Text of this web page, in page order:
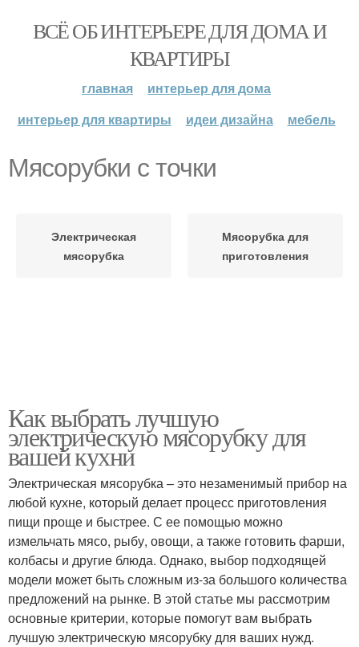
ВСЁ ОБ ИНТЕРЬЕРЕ ДЛЯ ДОМА И
КВАРТИРЫ
главная
интерьер для дома
интерьер для квартиры
идеи дизайна мебель
Мясорубки с точки
Электрическая
мясорубка
Мясорубка для
приготовления
Как выбрать лучшую
электрическую мясорубку для
вашей кухни
Электрическая мясорубка – это незаменимый прибор на
любой кухне, который делает процесс приготовления
пищи проще и быстрее. С ее помощью можно
измельчать мясо, рыбу, овощи, а также готовить фарши,
колбасы и другие блюда. Однако, выбор подходящей
модели может быть сложным из-за большого количества
предложений на рынке. В этой статье мы рассмотрим
основные критерии, которые помогут вам выбрать
лучшую электрическую мясорубку для ваших нужд.